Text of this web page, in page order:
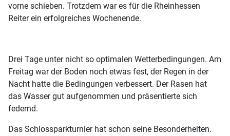
vorne schieben. Trotzdem war es für die Rheinhessen
Reiter ein erfolgreiches Wochenende.
Drei Tage unter nicht so optimalen Wetterbedingungen. Am
Freitag war der Boden noch etwas fest, der Regen in der
Nacht hatte die Bedingungen verbessert. Der Rasen hat
das Wasser gut aufgenommen und präsentierte sich
federnd.
Das Schlossparkturnier hat schon seine Besonderheiten.